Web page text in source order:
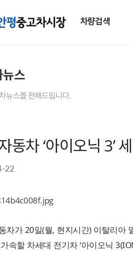
차량검색
스
뉴스를 전해드립니다.
동차 ‘아이오닉 3’
22
차가 20일(월, 현지시간) 이탈리아
속할 차세대 전기차 ‘아이오닉